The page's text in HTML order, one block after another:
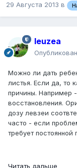
29 Августа 2013 в
leuzea
Можно ли дать
листья. Если да, то
причины. Например
восстановления.
дозу левзеи
часто - если
требует постоянной
Читать дальше